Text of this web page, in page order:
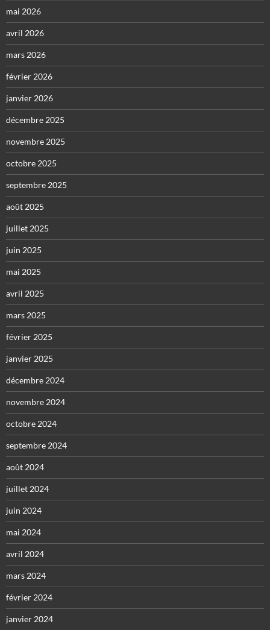
mai 2026
avril 2026
mars 2026
février 2026
janvier 2026
décembre 2025
novembre 2025
octobre 2025
septembre 2025
août 2025
juillet 2025
juin 2025
mai 2025
avril 2025
mars 2025
février 2025
janvier 2025
décembre 2024
novembre 2024
octobre 2024
septembre 2024
août 2024
juillet 2024
juin 2024
mai 2024
avril 2024
mars 2024
février 2024
janvier 2024